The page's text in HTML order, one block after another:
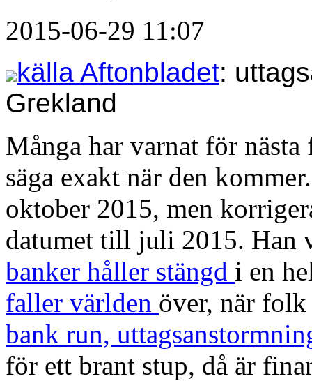
2015-06-29 11:07
källa Aftonbladet:
Grekland
Många har varnat för
säga exakt när den
oktober 2015, men
datumet till juli 2015. Han
banker håller stängd i en
faller världen över, när
bank run,
för ett brant stup, då är